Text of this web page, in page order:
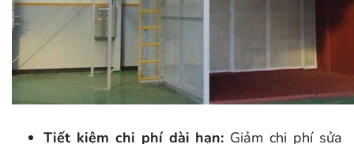
Tiết kiệm chi phí dài hạn: Giảm chi phí sửa